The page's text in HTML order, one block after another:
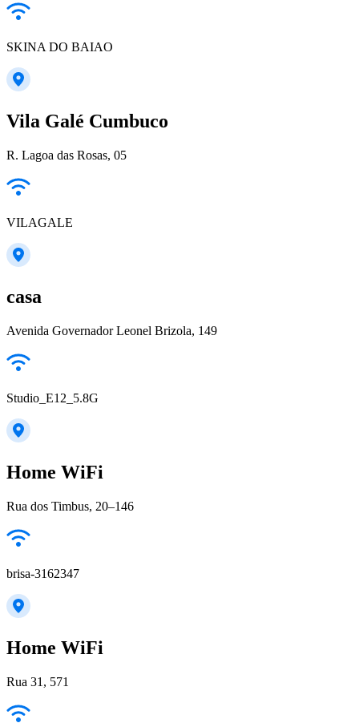
SKINA DO BAIAO
Vila Galé Cumbuco
R. Lagoa das Rosas, 05
VILAGALE
casa
Avenida Governador Leonel Brizola, 149
Studio_E12_5.8G
Home WiFi
Rua dos Timbus, 20–146
brisa-3162347
Home WiFi
Rua 31, 571